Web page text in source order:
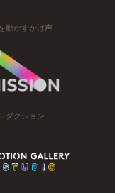
動かすかけ声
ダクション